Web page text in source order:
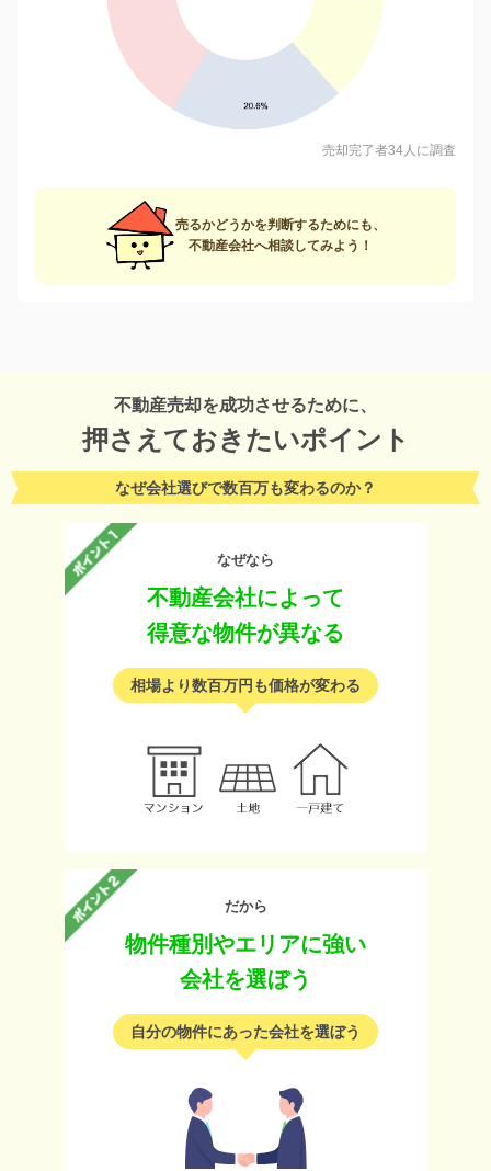
売却完了者34人に調査
売るかどうかを判断するためにも、
不動産会社へ相談してみよう！
不動産売却を成功させるために、
押さえておきたいポイント
なぜ会社選びで数百万も変わるのか？
なぜなら
不動産会社によって
得意な物件が異なる
相場より数百万円も価格が変わる
だから
物件種別やエリアに強い
会社を選ぼう
自分の物件にあった会社を選ぼう